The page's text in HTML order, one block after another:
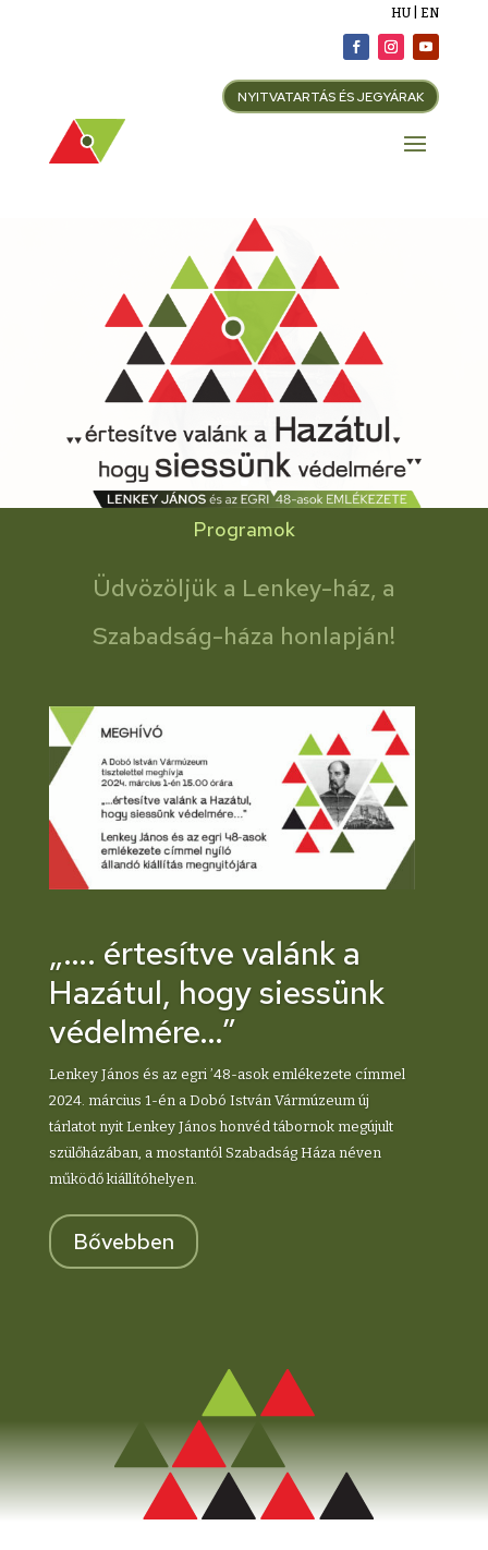
HU | EN
NYITVATARTÁS ÉS JEGYÁRAK
.
.
.
Programok
Üdvözöljük a Lenkey-ház, a
Szabadság-háza honlapján!
„…. értesítve valánk a
Hazátul, hogy siessünk
védelmére…”
Lenkey János és az egri ’48-asok emlékezete címmel
2024. március 1-én a Dobó István Vármúzeum új
tárlatot nyit Lenkey János honvéd tábornok megújult
szülőházában, a mostantól Szabadság Háza néven
működő kiállítóhelyen.
Bővebben